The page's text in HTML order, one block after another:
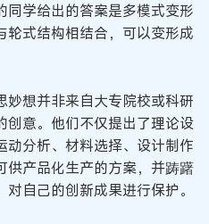
同学给出的答案是多模式变形
式结构相结合，可以变形成
妙想并非来自大专院校或科研
创意。他们不仅提出了理论设
分析、材料选择、设计制作
供产品化生产的方案，并踌躇
自己的创新成果进行保护。